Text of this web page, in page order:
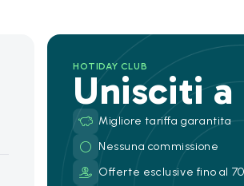
HOTIDAY CLUB
Unisciti a
Migliore tariffa garantita
Nessuna commissione
Offerte esclusive fino al